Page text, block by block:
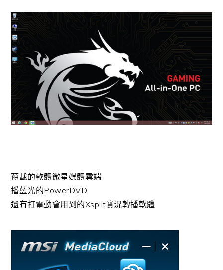
預載的軟體微星媒體雲端
播藍光的PowerDVD
還有打電動會用到的Xsplit實況轉播軟體